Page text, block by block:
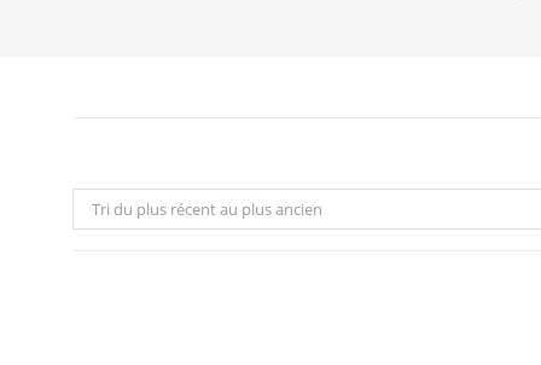
Tri du plus récent au plus ancien